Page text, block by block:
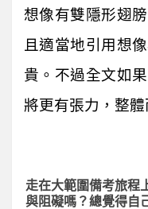
想像有雙隱形翅
且適當地引用想
貴。不過全文如
將更有張力，整
走在大範圍備考旅程
與阻礙嗎？總覺得自